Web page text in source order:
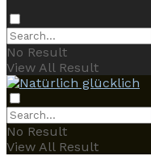
No Result
View All Result
No Result
View All Result